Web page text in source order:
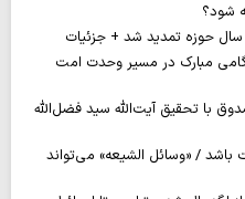
شود؟
حوزه تمدید شد + جزئیات
مبارک در مسیر وحدت امت
با تحقیق آیت‌الله سید فضل‌الله
باشد / «وسائل الشیعه» می‌تواند